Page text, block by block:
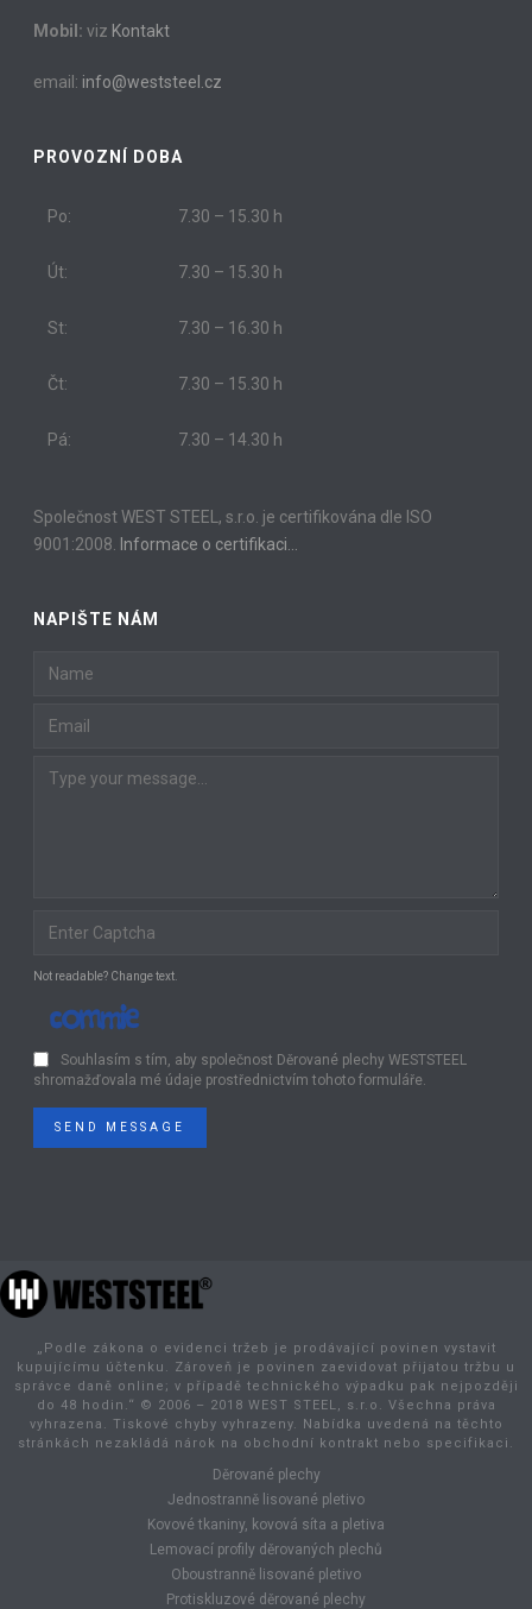
Mobil: viz Kontakt
email: info@weststeel.cz
PROVOZNÍ DOBA
Po: 7.30 – 15.30 h
Út: 7.30 – 15.30 h
St: 7.30 – 16.30 h
Čt: 7.30 – 15.30 h
Pá: 7.30 – 14.30 h
Společnost WEST STEEL, s.r.o. je certifikována dle ISO
9001:2008. Informace o certifikaci…
NAPIŠTE NÁM
Not readable? Change text.
Souhlasím s tím, aby společnost Děrované plechy WESTSTEEL
shromažďovala mé údaje prostřednictvím tohoto formuláře.
SEND MESSAGE
„Podle zákona o evidenci tržeb je prodávající povinen vystavit
kupujícímu účtenku. Zároveň je povinen zaevidovat přijatou tržbu u
správce daně online; v případě technického výpadku pak nejpozději
do 48 hodin.“ © 2006 – 2018 WEST STEEL, s.r.o. Všechna práva
vyhrazena. Tiskové chyby vyhrazeny. Nabídka uvedená na těchto
stránkách nezakládá nárok na obchodní kontrakt nebo specifikaci.
Děrované plechy
Jednostranně lisované pletivo
Kovové tkaniny, kovová síta a pletiva
Lemovací profily děrovaných plechů
Oboustranně lisované pletivo
Protiskluzové děrované plechy